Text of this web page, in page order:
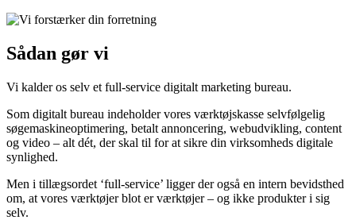
Sådan gør vi
Vi kalder os selv et full-service digitalt marketing bureau.
Som digitalt bureau indeholder vores værktøjskasse selvfølgelig
søgemaskineoptimering, betalt annoncering, webudvikling, content
og video – alt dét, der skal til for at sikre din virksomheds digitale
synlighed.
Men i tillægsordet ‘full-service’ ligger der også en intern bevidsthed
om, at vores værktøjer blot er værktøjer – og ikke produkter i sig
selv.